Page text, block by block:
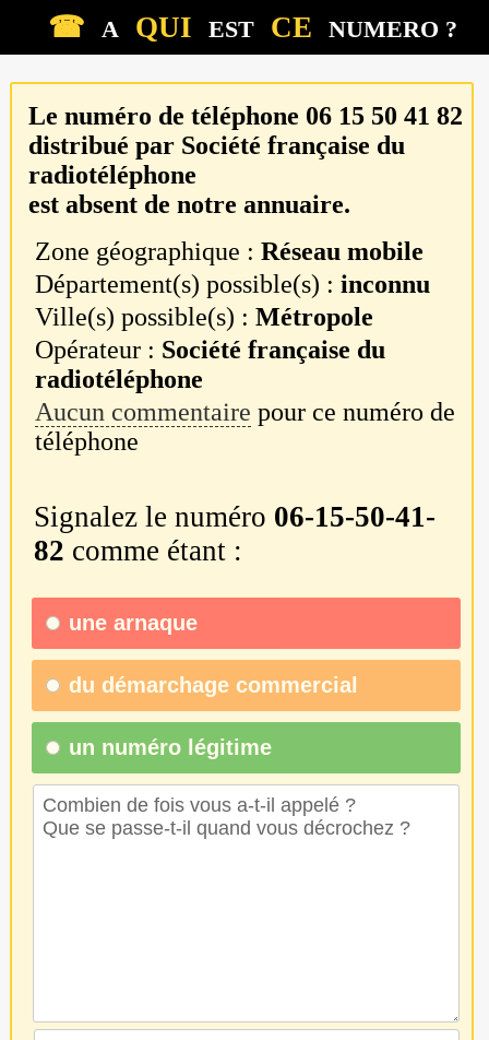
☎ A QUI EST CE NUMERO ?
Le numéro de téléphone 06 15 50 41 82
distribué par Société française du
radiotéléphone
est absent de notre annuaire.
Zone géographique :Réseau mobile
Département(s) possible(s) :inconnu
Ville(s) possible(s) :Métropole
Opérateur : Société française du
radiotéléphone
Aucun commentaire pour ce numéro de
téléphone
Signalez le numéro 06-15-50-41-
82 comme étant :
une arnaque
du démarchage commercial
un numéro légitime